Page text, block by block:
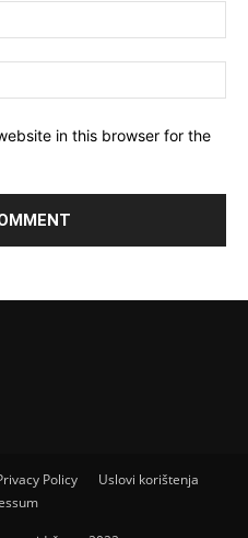
in this browser for the
Policy
Uslovi korištenja